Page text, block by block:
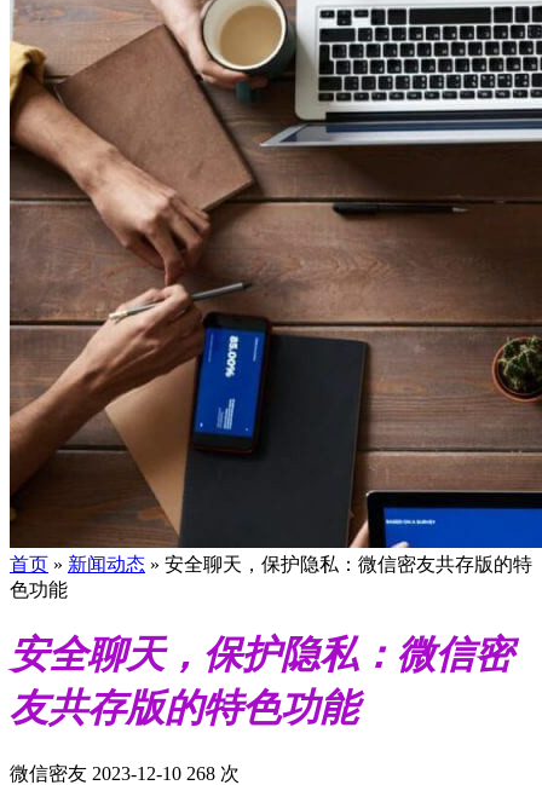
首页 » 新闻动态 » 安全聊天，保护隐私：微信密友共存版的特
色功能
安全聊天，保护隐私：微信密
友共存版的特色功能
微信密友 2023-12-10 268 次